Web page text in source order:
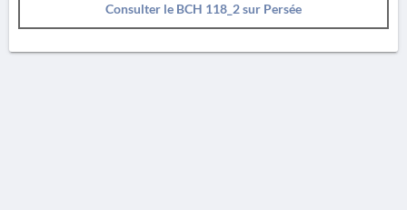
Consulter le BCH 118_2 sur Persée